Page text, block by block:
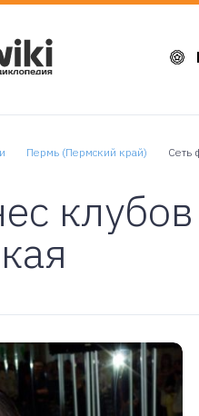
Пермь (Пермский край) Сеть